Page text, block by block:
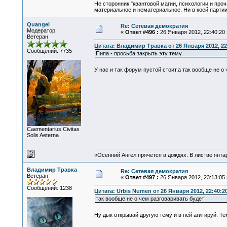
Не сторонник "квантовой магии, психологии и
материальное и нематериальное. Ни в коей
Quangel
Модератор
Ветеран
Сообщений: 7735
Сaementarius Civitas
Solis Aeterna
Re: Сетевая демократия
« Ответ #496 : 26 Января 2012, 22:40:20
Цитата: Владимир Травка от 26 Января 2012,
Пипа - просьба закрыть эту тему.
У нас и так форум пустой стоит,а так вообще не о
«Осенний Ангел прячется в дождях. В листве
Владимир Травка
Ветеран
Сообщений: 1238
Re: Сетевая демократия
« Ответ #497 : 26 Января 2012, 23:13:05
Цитата: Urbis Numen от 26 Января 2012,
так вообще не о чем разговаривать будет
Ну дык открывай другую тему и в ней агитируй.